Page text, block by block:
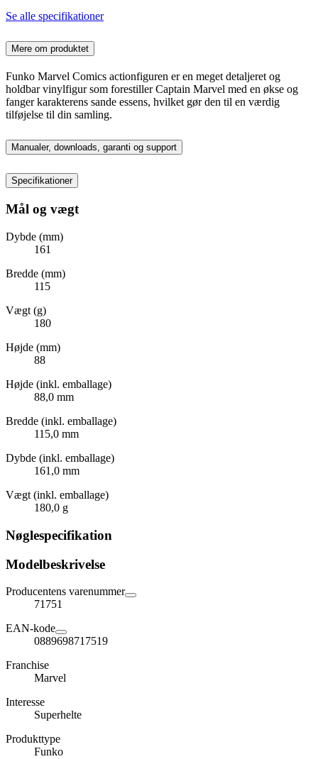
Se alle specifikationer
Mere om produktet
Funko Marvel Comics actionfiguren er en meget detaljeret og
holdbar vinylfigur som forestiller Captain Marvel med en økse og
fanger karakterens sande essens, hvilket gør den til en værdig
tilføjelse til din samling.
Manualer, downloads, garanti og support
Specifikationer
Mål og vægt
Dybde (mm)
161
Bredde (mm)
115
Vægt (g)
180
Højde (mm)
88
Højde (inkl. emballage)
88,0 mm
Bredde (inkl. emballage)
115,0 mm
Dybde (inkl. emballage)
161,0 mm
Vægt (inkl. emballage)
180,0 g
Nøglespecifikation
Modelbeskrivelse
Producentens varenummer
71751
EAN-kode
0889698717519
Franchise
Marvel
Interesse
Superhelte
Produkttype
Funko